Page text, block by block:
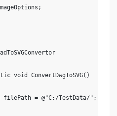
void ConvertDwgToSVG()
filePath = @"C:/TestData/";